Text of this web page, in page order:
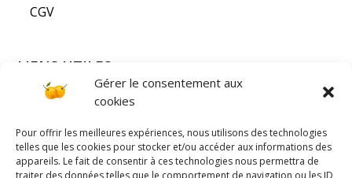
Gérer le consentement aux
cookies
Pour offrir les meilleures expériences, nous utilisons des technologies
telles que les cookies pour stocker et/ou accéder aux informations des
appareils. Le fait de consentir à ces technologies nous permettra de
traiter des données telles que le comportement de navigation ou les ID
CGV
LIENS UTILES
Visiter la Lorraine
PAIEMENT SÉCURISÉ